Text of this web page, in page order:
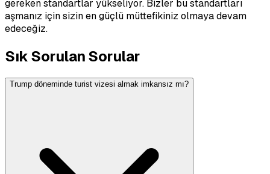
gereken standartlar yükseliyor. Bizler bu standartları
aşmanız için sizin en güçlü müttefikiniz olmaya devam
edeceğiz.
Sık Sorulan Sorular
Trump döneminde turist vizesi almak imkansız mı?